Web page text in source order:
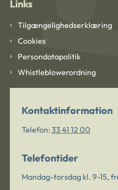
Links
Tilgængelighedserklæring
Cookies
Persondatapolitik
Whistleblowerordning
Kontaktinformation
Telefon: 33 41 12 00
Telefontider
Mandag-torsdag kl. 9-15,